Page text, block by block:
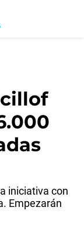
iniciativa con
Empezarán